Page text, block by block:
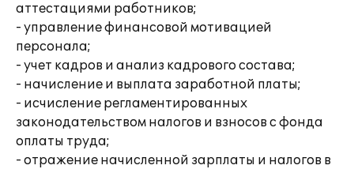
аттестациями работников;
- управление финансовой мотивацией
персонала;
- учет кадров и анализ кадрового состава;
- начисление и выплата заработной платы;
- исчисление регламентированных
законодательством налогов и взносов с фонда
оплаты труда;
- отражение начисленной зарплаты и налогов в